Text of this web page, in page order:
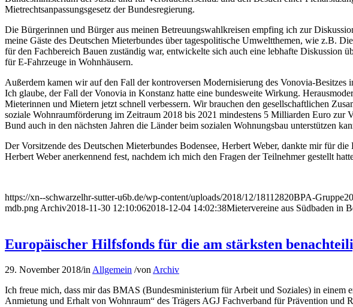
Mietrechtsanpassungsgesetz der Bundesregierung.
Die Bürgerinnen und Bürger aus meinen Betreuungswahlkreisen empfing ich zur
meine Gäste des Deutschen Mieterbundes über tagespolitische Umweltthemen, wie z.B.
für den Fachbereich Bauen zuständig war, entwickelte sich auch eine lebhafte
für E-Fahrzeuge in Wohnhäusern.
Außerdem kamen wir auf den Fall der kontroversen Modernisierung des Vonovia-
Ich glaube, der Fall der Vonovia in Konstanz hatte eine bundesweite Wirkung.
Mieterinnen und Mietern jetzt schnell verbessern. Wir brauchen den gesellschaftlichen
soziale Wohnraumförderung im Zeitraum 2018 bis 2021 mindestens 5 Milliarden Euro zur
Bund auch in den nächsten Jahren die Länder beim sozialen Wohnungsbau unterstützen
Der Vorsitzende des Deutschen Mieterbundes Bodensee, Herbert Weber, dankte mir für
Herbert Weber anerkennend fest, nachdem ich mich den Fragen der Teilnehmer gestellt
https://xn--schwarzelhr-sutter-u6b.de/wp-content/uploads/2018/12/18112820BPA-
mdb.png Archiv2018-11-30 12:10:062018-12-04 14:02:38Mietervereine aus Südbaden in
Europäischer Hilfsfonds für die am stärksten
29. November 2018/in Allgemein /von Archiv
Ich freue mich, dass mir das BMAS (Bundesministerium für Arbeit und Soziales) in einem
Anmietung und Erhalt von Wohnraum“ des Trägers AGJ Fachverband für Prävention und